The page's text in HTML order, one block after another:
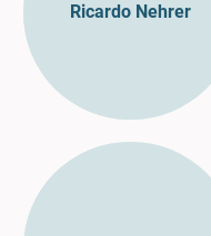
Ricardo Nehrer